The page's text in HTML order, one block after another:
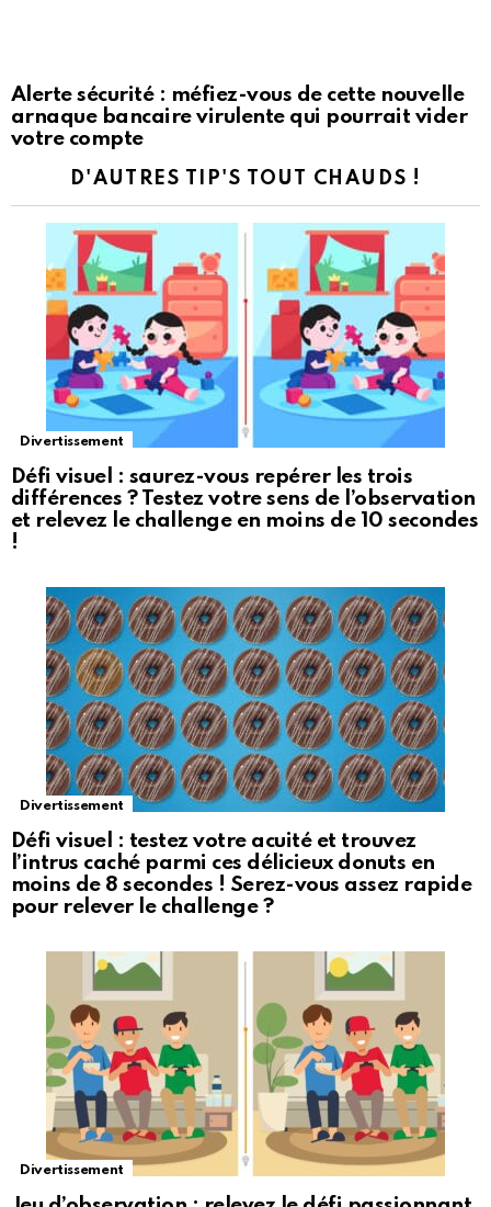
Alerte sécurité : méfiez-vous de cette nouvelle
arnaque bancaire virulente qui pourrait vider
votre compte
D'AUTRES TIP'S TOUT CHAUDS !
Divertissement
Défi visuel : saurez-vous repérer les trois
différences ? Testez votre sens de l’observation
et relevez le challenge en moins de 10 secondes
!
Divertissement
Défi visuel : testez votre acuité et trouvez
l’intrus caché parmi ces délicieux donuts en
moins de 8 secondes ! Serez-vous assez rapide
pour relever le challenge ?
Divertissement